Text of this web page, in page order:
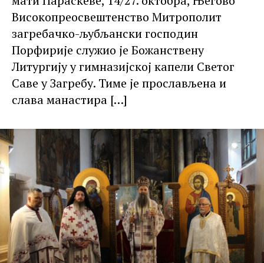
Високопреосвештенство Митрополит
загребачко-љубљански господин
Порфирије служио је Божанствену
Литургију у гимназијској капели Светог
Саве у Загребу. Тиме је прослављена и
слава манастира […]